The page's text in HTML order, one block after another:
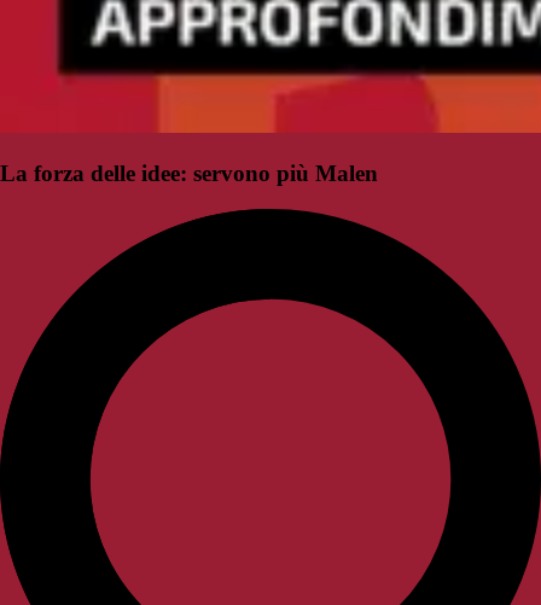
La forza delle idee: servono più Malen